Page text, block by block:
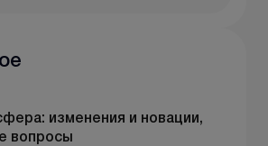
изменения и новации,
вопросы